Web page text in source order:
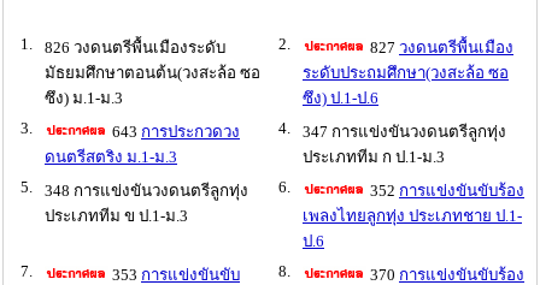
1.
826 วงดนตรีพื้นเมืองระดับ
มัธยมศึกษาตอนต้น(วงสะล้อ ซอ
ซึง) ม.1-ม.3
2. 827 วงดนตรีพื้นเมือง
ระดับประถมศึกษา(วงสะล้อ ซอ
ซึง) ป.1-ป.6
3.
643 การประกวดวง
ดนตรีสตริง ม.1-ม.3
4.
347 การแข่งขันวงดนตรีลูกทุ่ง
ประเภททีม ก ป.1-ม.3
5.
348 การแข่งขันวงดนตรีลูกทุ่ง
ประเภททีม ข ป.1-ม.3
6. 352 การแข่งขันขับร้อง
เพลงไทยลูกทุ่ง ประเภทชาย ป.1-
ป.6
7.
353 การแข่งขันขับ
8. 370 การแข่งขันขับร้อง